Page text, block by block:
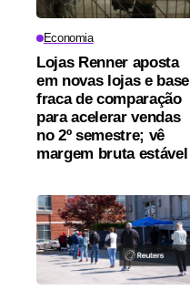
Economia
Lojas Renner aposta
em novas lojas e base
fraca de comparação
para acelerar vendas
no 2º semestre; vê
margem bruta estável